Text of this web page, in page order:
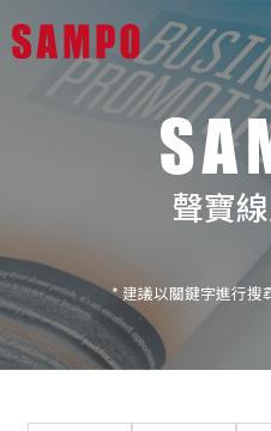
聲寶
* 建議以關鍵字進行搜